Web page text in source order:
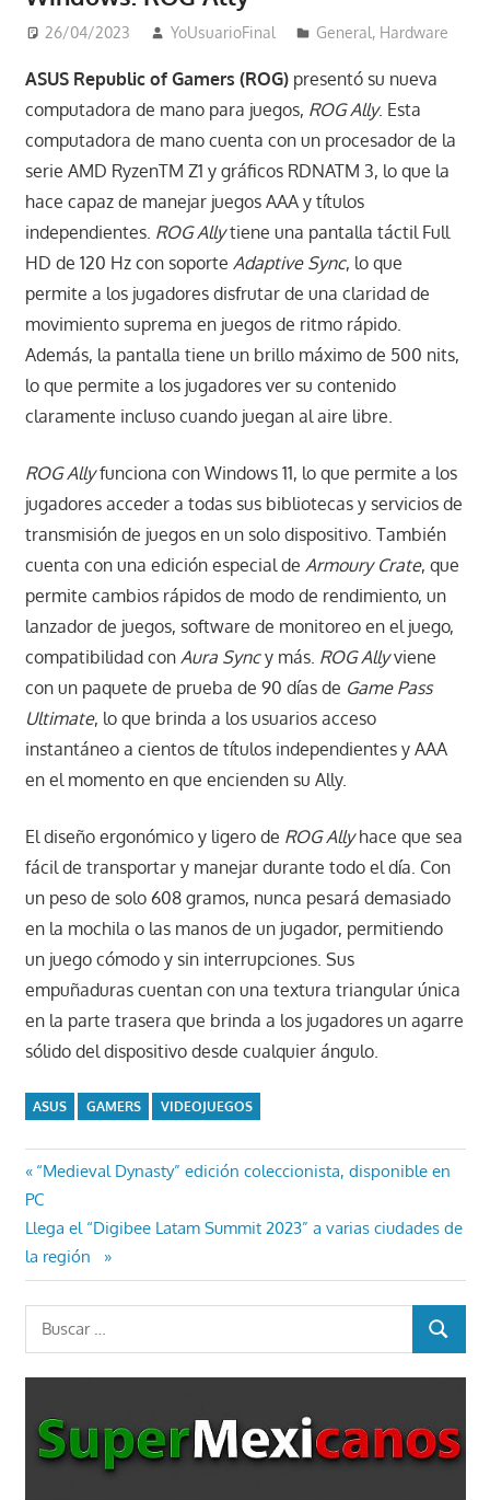
26/04/2023 YoUsuarioFinal General, Hardware
ASUS Republic of Gamers (ROG)presentó su nueva
computadora de mano para juegos, ROG Ally. Esta
computadora de mano cuenta con un procesador de la
serie AMD RyzenTM Z1 y gráficos RDNATM 3, lo que la
hace capaz de manejar juegos AAA y títulos
independientes. ROG Allytiene una pantalla táctil Full
HD de 120 Hz con soporte Adaptive Sync, lo que
permite a los jugadores disfrutar de una claridad de
movimiento suprema en juegos de ritmo rápido.
Además, la pantalla tiene un brillo máximo de 500 nits,
lo que permite a los jugadores ver su contenido
claramente incluso cuando juegan al aire libre.
ROG Allyfunciona con Windows 11, lo que permite a los
jugadores acceder a todas sus bibliotecas y servicios de
transmisión de juegos en un solo dispositivo. También
cuenta con una edición especial de Armoury Crate, que
permite cambios rápidos de modo de rendimiento, un
lanzador de juegos, software de monitoreo en el juego,
compatibilidad con Aura Syncy más. ROG Allyviene
con un paquete de prueba de 90 días de Game Pass
Ultimate, lo que brinda a los usuarios acceso
instantáneo a cientos de títulos independientes y AAA
en el momento en que encienden su Ally.
El diseño ergonómico y ligero de ROG Allyhace que sea
fácil de transportar y manejar durante todo el día. Con
un peso de solo 608 gramos, nunca pesará demasiado
en la mochila o las manos de un jugador, permitiendo
un juego cómodo y sin interrupciones. Sus
empuñaduras cuentan con una textura triangular única
en la parte trasera que brinda a los jugadores un agarre
sólido del dispositivo desde cualquier ángulo.
ASUS GAMERS VIDEOJUEGOS
Navegación
de
entradas
Entrada
anterior:
“Medieval Dynasty” edición coleccionista, disponible en
PC
Entrada
siguiente:
Llega el “Digibee Latam Summit 2023” a varias ciudades de
la región
Buscar:
BUSCAR